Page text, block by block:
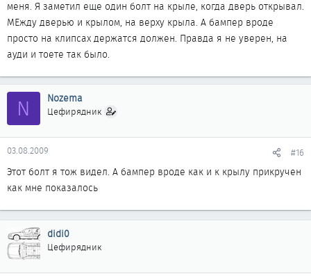
меня. Я заметил еще один болт на крыле, когда дверь открывал.
МЕжду дверью и крылом, на верху крыла. А бампер вроде
просто на клипсах держатся должен. Правда я не уверен, на
ауди и тоете так было.
N Nozema
Цефирядник
03.08.2009 #16
Этот болт я тож видел. А бампер вроде как и к крылу прикручен
как мне показалось
didi0
Цефирядник